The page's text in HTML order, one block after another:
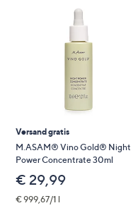
Versand gratis
M.ASAM® Vino Gold® Night
Power Concentrate 30ml
€ 29,99
€ 999,67/1 l